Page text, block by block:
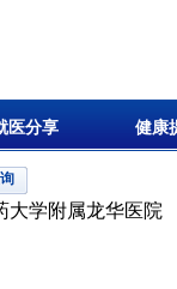
医分享 健康
大学附属龙华医院